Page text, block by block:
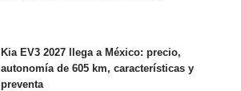
Kia EV3 2027 llega a México: precio,
autonomía de 605 km, características y
preventa